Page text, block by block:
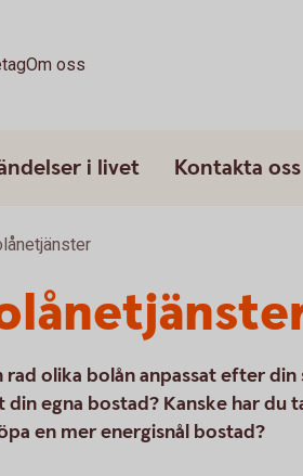
Om oss
i livet Kontakta oss
rad olika bolån anpassat efter
din egna bostad? Kanske har du
en mer energisnål bostad?